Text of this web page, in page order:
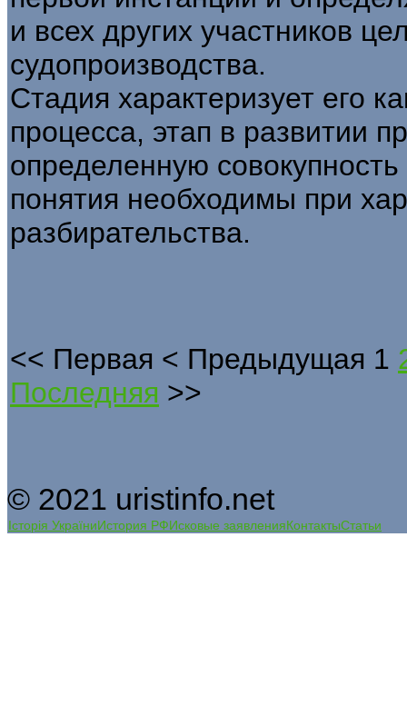
и всех других участников
судопроизводства.
Стадия характеризует его
процесса, этап в развитии
определенную
понятия необходимы при
разбирательства.
<< Первая < Предыдущая 1
Последняя >>
© 2021 uristinfo.net
Історія УкраїниИстория РФИсковые заявленияКонтактыСтатьи